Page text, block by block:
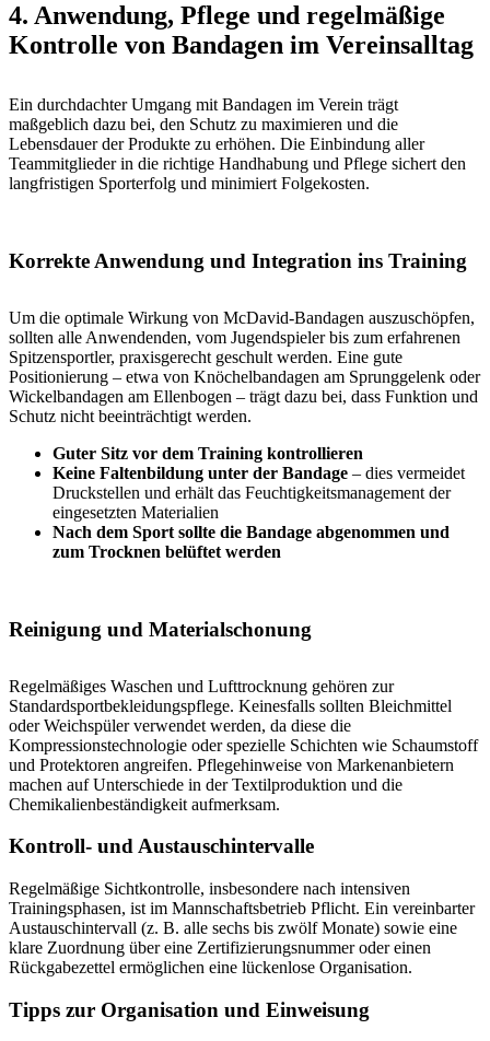
4. Anwendung, Pflege und regelmäßige
Kontrolle von Bandagen im Vereinsalltag
Ein durchdachter Umgang mit Bandagen im Verein trägt
maßgeblich dazu bei, den Schutz zu maximieren und die
Lebensdauer der Produkte zu erhöhen. Die Einbindung aller
Teammitglieder in die richtige Handhabung und Pflege sichert den
langfristigen Sporterfolg und minimiert Folgekosten.
Korrekte Anwendung und Integration ins Training
Um die optimale Wirkung von McDavid-Bandagen auszuschöpfen,
sollten alle Anwendenden, vom Jugendspieler bis zum erfahrenen
Spitzensportler, praxisgerecht geschult werden. Eine gute
Positionierung – etwa von Knöchelbandagen am Sprunggelenk oder
Wickelbandagen am Ellenbogen – trägt dazu bei, dass Funktion und
Schutz nicht beeinträchtigt werden.
Guter Sitz vor dem Training kontrollieren
Keine Faltenbildung unter der Bandage – dies vermeidet
Druckstellen und erhält das Feuchtigkeitsmanagement der
eingesetzten Materialien
Nach dem Sport sollte die Bandage abgenommen und
zum Trocknen belüftet werden
Reinigung und Materialschonung
Regelmäßiges Waschen und Lufttrocknung gehören zur
Standardsportbekleidungspflege. Keinesfalls sollten Bleichmittel
oder Weichspüler verwendet werden, da diese die
Kompressionstechnologie oder spezielle Schichten wie Schaumstoff
und Protektoren angreifen. Pflegehinweise von Markenanbietern
machen auf Unterschiede in der Textilproduktion und die
Chemikalienbeständigkeit aufmerksam.
Kontroll- und Austauschintervalle
Regelmäßige Sichtkontrolle, insbesondere nach intensiven
Trainingsphasen, ist im Mannschaftsbetrieb Pflicht. Ein vereinbarter
Austauschintervall (z. B. alle sechs bis zwölf Monate) sowie eine
klare Zuordnung über eine Zertifizierungsnummer oder einen
Rückgabezettel ermöglichen eine lückenlose Organisation.
Tipps zur Organisation und Einweisung